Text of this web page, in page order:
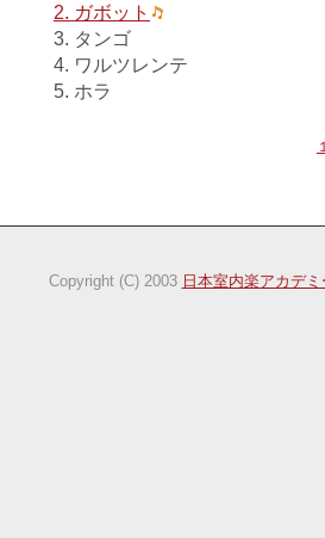
2. ガボット
3. タンゴ
4. ワルツレンテ
5. ホラ
Copyright (C) 2003 日本室内楽アカデミ